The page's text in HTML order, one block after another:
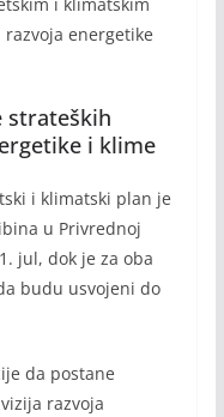
energetike
strateških
i klime
i klimatski plan je
u Privrednoj
jul, dok je za oba
budu usvojeni do
da postane
razvoja